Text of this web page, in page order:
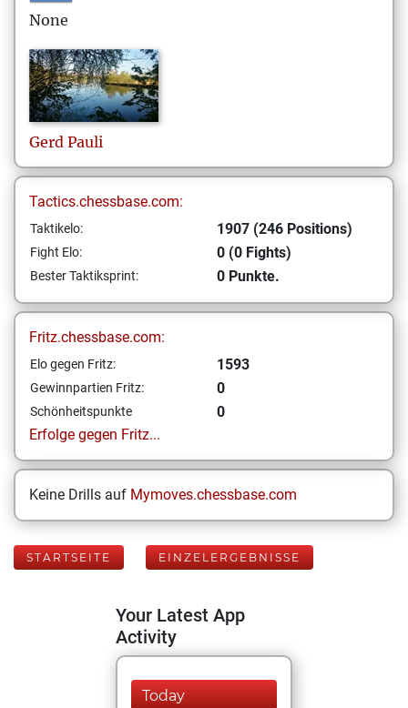
None
Gerd Pauli
Tactics.chessbase.com:
Taktikelo: 1907 (246 Positions)
Fight Elo: 0 (0 Fights)
Bester Taktiksprint: 0 Punkte.
Fritz.chessbase.com:
Elo gegen Fritz: 1593
Gewinnpartien Fritz: 0
Schönheitspunkte
0
Erfolge gegen Fritz...
Keine Drills auf Mymoves.chessbase.com
STARTSEITE EINZELERGEBNISSE
Your Latest App
Activity
Today